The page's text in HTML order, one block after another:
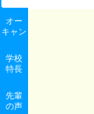
オー
キャン
学校
特長
先輩
の声